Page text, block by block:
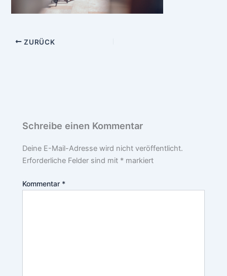
ZURÜCK
Schreibe einen Kommentar
Deine E-Mail-Adresse wird nicht veröffentlicht.
Erforderliche Felder sind mit * markiert
Kommentar *